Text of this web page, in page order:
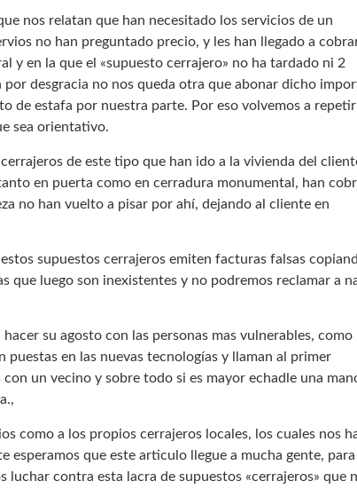
nos relatan que han necesitado los servicios de un
no han preguntado precio, y les han llegado a
y en la que el «supuesto cerrajero» no ha tardado ni 2
desgracia no nos queda otra que abonar dicho
de estafa por nuestra parte. Por eso volvemos a
sea orientativo.
de este tipo que han ido a la vivienda del
en puerta como en cerradura monumental, han
no han vuelto a pisar por ahí, dejando al cliente en
supuestos cerrajeros emiten facturas falsas
que luego son inexistentes y no podremos reclamar a
su agosto con las personas mas vulnerables, como
puestas en las nuevas tecnologías y llaman al primer
un vecino y sobre todo si es mayor echadle una
como a los propios cerrajeros locales, los cuales nos
esperamos que este articulo llegue a mucha gente,
luchar contra esta lacra de supuestos «cerrajeros» que